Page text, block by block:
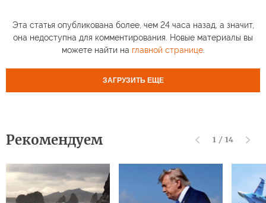
Эта статья опубликована более, чем 24 часа назад, а значит,
она недоступна для комментирования. Новые материалы вы
можете найти на главной странице.
ЗАГРУЗИТЬ ЕЩЕ
Рекомендуем 1 / 14